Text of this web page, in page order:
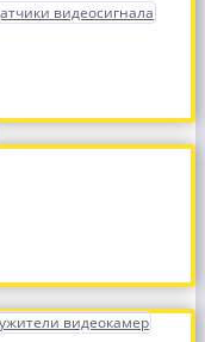
видеосигнала
видеокамер